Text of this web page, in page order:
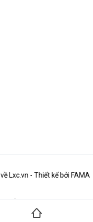
Lxc.vn - Thiết kế bởi FAMA